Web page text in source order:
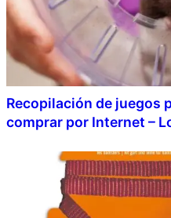
Recopilación de juegos
comprar por Internet –